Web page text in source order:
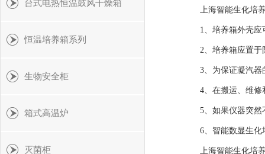
上海智能生化培养
1、培养箱外壳应
2、培养箱应置于阴
3、为保证凝汽器的
4、在搬运、维修和
5、如果仪器突然不
6、智能数显生化培
上海智能生化培养
台式电热恒温鼓风干燥箱
恒温培养箱系列
生物安全柜
箱式高温炉
灭菌柜